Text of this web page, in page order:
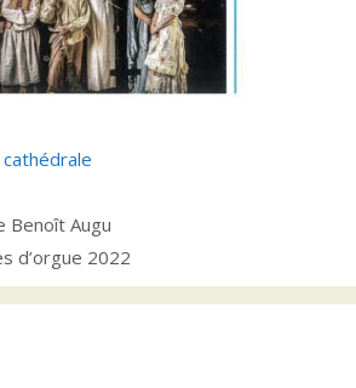
Benoît Augu
d’orgue 2022